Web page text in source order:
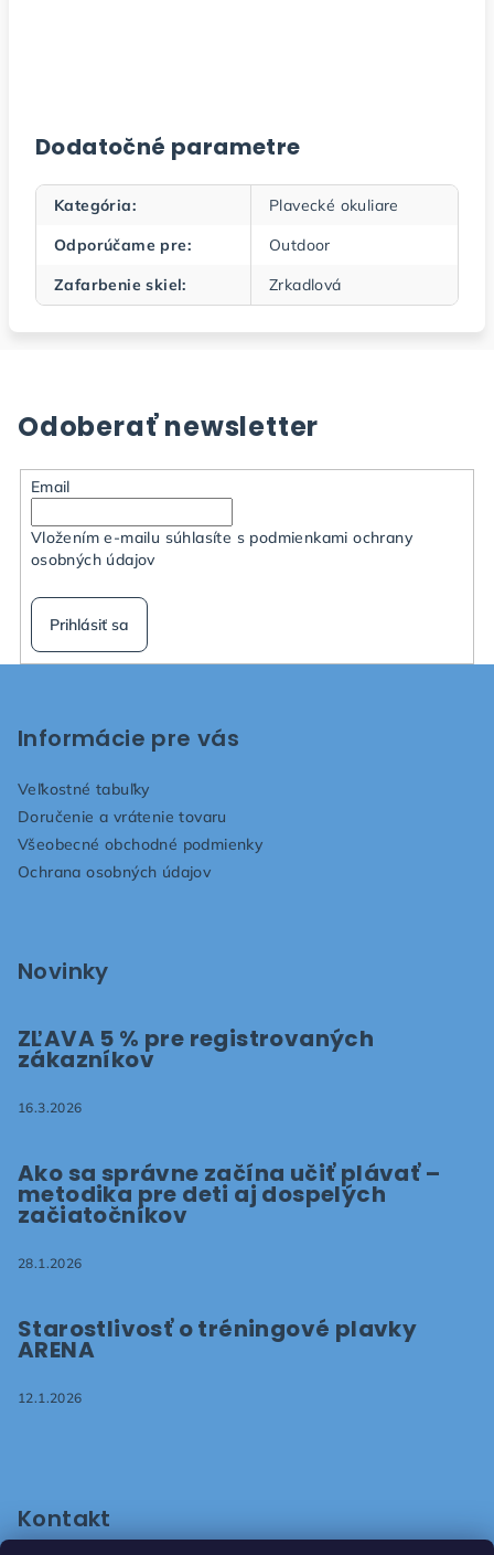
Dodatočné parametre
Kategória:
Plavecké okuliare
Odporúčame pre:
Outdoor
Zafarbenie skiel: Zrkadlová
Odoberať newsletter
Email
Vložením e-mailu súhlasíte s podmienkami ochrany
osobných údajov
Prihlásiť sa
Informácie pre vás
Veľkostné tabuľky
Doručenie a vrátenie tovaru
Všeobecné obchodné podmienky
Ochrana osobných údajov
Novinky
ZĽAVA 5 % pre registrovaných
zákazníkov
16.3.2026
Ako sa správne začína učiť plávať –
metodika pre deti aj dospelých
začiatočníkov
28.1.2026
Starostlivosť o tréningové plavky
ARENA
12.1.2026
Kontakt